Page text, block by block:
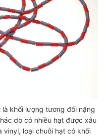
khối lượng tương đối nặng
do có nhiều hạt được xâu
vinyl, loại chuỗi hạt có khối